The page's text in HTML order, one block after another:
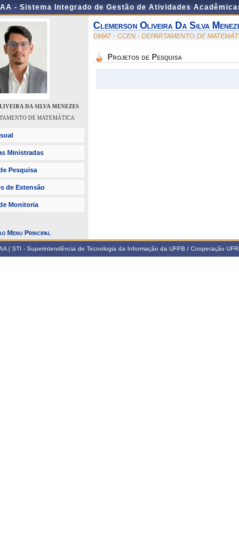
- Sistema Integrado de Gestão de Atividades
DA SILVA MENEZES
DE MATEMÁTICA
Ministradas
Pesquisa
de Extensão
Monitoria
Menu Principal
Clemerson Oliveira Da Silva
DMAT - CCEN - DEPARTAMENTO DE
Projetos de Pesquisa
| STI - Superintendência de Tecnologia da Informação da UFPB / Cooperação